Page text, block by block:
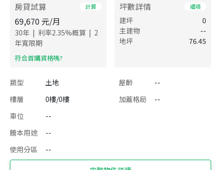
房貸試算 計算
69,670 元/月
30年 | 利率2.35%概算 | 2
年寬限期
​符合首購資格嗎?
坪數詳情 細項
建坪
0
主建物
--
地坪
76.45
類型 土地 屋齡
--
樓層
0樓/0樓 加蓋格局
--
車位
--
謄本用途
--
使用分區
--